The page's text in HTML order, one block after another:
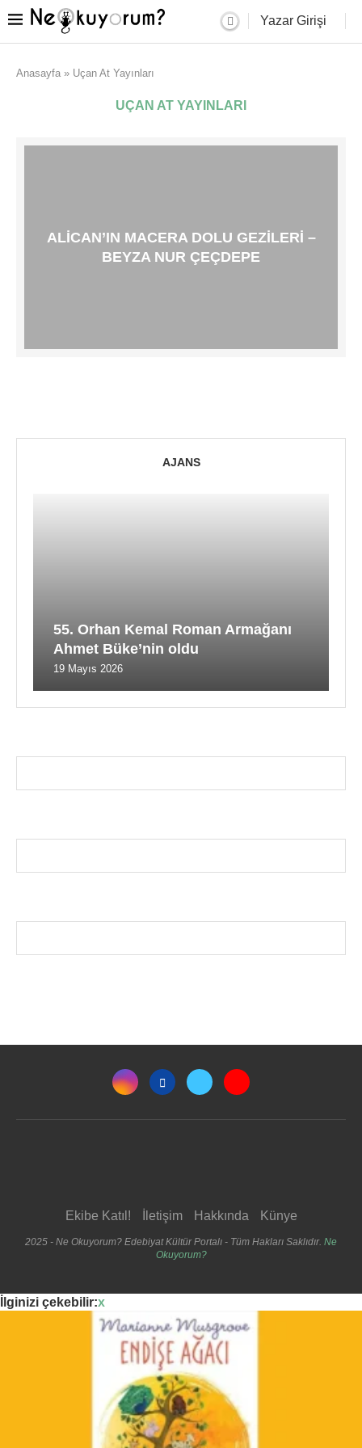
Yazar Girişi
Anasayfa » Uçan At Yayınları
UÇAN AT YAYINLARI
ALICAN’IN MACERA DOLU GEZILERI –
BEYZA NUR ÇEÇDEPE
AJANS
55. Orhan Kemal Roman Armağanı
Ahmet Büke’nin oldu
19 Mayıs 2026
Ekibe Katıl! İletişim Hakkında Künye
2025 - Ne Okuyorum? Edebiyat Kültür Portalı - Tüm Hakları Saklıdır. Ne
Okuyorum?
İlginizi çekebilir:x